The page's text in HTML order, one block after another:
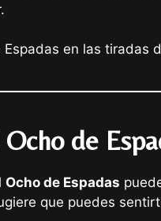
en las tiradas
de
Ocho de Espadas
que puedes